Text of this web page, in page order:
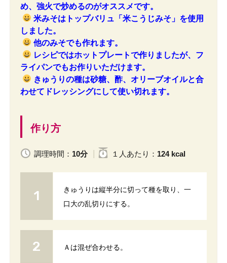
め、強火で炒めるのがオススメです。
米みそはトップバリュ「米こうじみそ」を使用
しました。
他のみそでも作れます。
レシピではホットプレートで作りましたが、フ
ライパンでもお作りいただけます。
きゅうりの種は砂糖、酢、オリーブオイルと合
わせてドレッシングにして使い切れます。
作り方
調理時間： 10分 １人 あたり ： 124 kcal
きゅうりは縦半分に切って種を取り、一
口大の乱切りにする。
Ａは混ぜ合わせる。